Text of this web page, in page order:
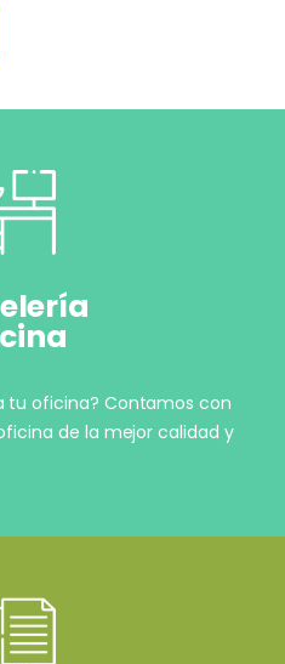
tu oficina? Contamos con
de la mejor calidad y